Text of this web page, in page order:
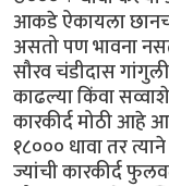
आकडे ऐकायला
असतो पण भावना
सौरव चंडीदास
काढल्या किंवा
कारकीर्द मोठी आहे
१८००० धावा तर
ज्यांची कारकीर्द